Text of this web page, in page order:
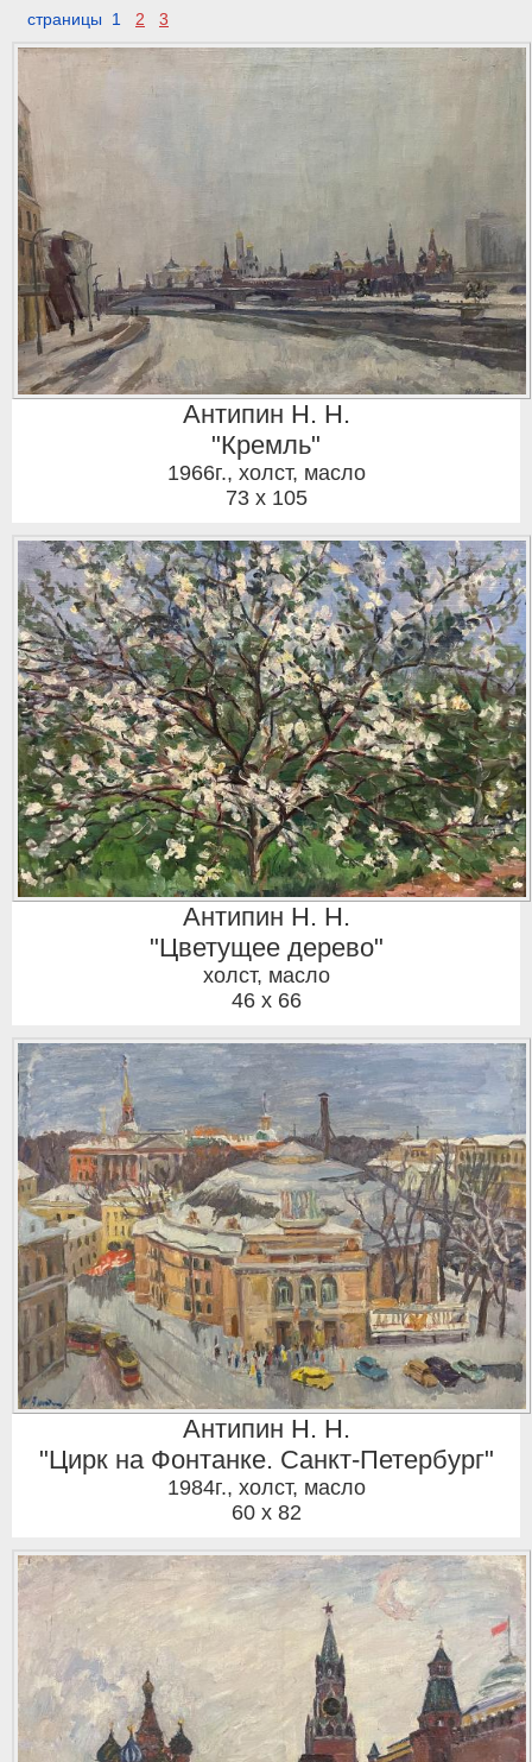
страницы 1 2 3
Антипин Н. Н.
"Кремль"
1966г., холст, масло
73 x 105
Антипин Н. Н.
"Цветущее дерево"
холст, масло
46 x 66
Антипин Н. Н.
"Цирк на Фонтанке. Санкт-Петербург"
1984г., холст, масло
60 x 82